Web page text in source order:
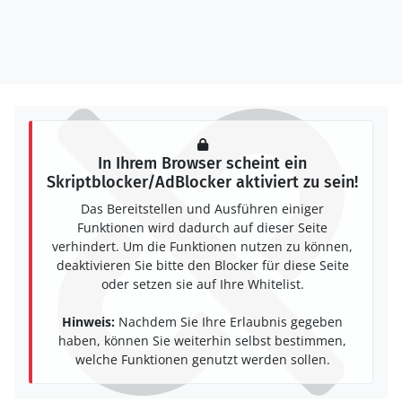
In Ihrem Browser scheint ein
Skriptblocker/AdBlocker aktiviert zu sein!
Das Bereitstellen und Ausführen einiger
Funktionen wird dadurch auf dieser Seite
verhindert. Um die Funktionen nutzen zu können,
deaktivieren Sie bitte den Blocker für diese Seite
oder setzen sie auf Ihre Whitelist.
Hinweis: Nachdem Sie Ihre Erlaubnis gegeben
haben, können Sie weiterhin selbst bestimmen,
welche Funktionen genutzt werden sollen.